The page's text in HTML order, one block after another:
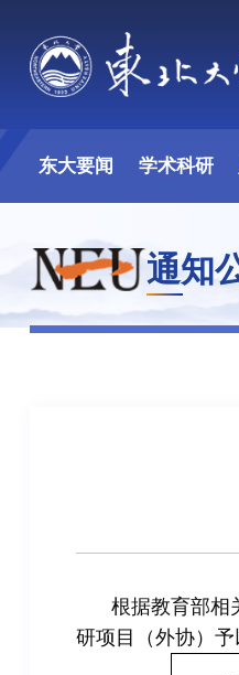
东大要闻 学术科研
通知
根据教育部相
研项目（外协）予